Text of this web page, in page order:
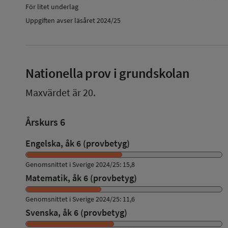
För litet underlag
Uppgiften avser läsåret 2024/25
Nationella prov i grundskolan
Maxvärdet är 20.
Årskurs 6
Engelska, åk 6 (provbetyg)
Genomsnittet i Sverige 2024/25: 15,8
Matematik, åk 6 (provbetyg)
Genomsnittet i Sverige 2024/25: 11,6
Svenska, åk 6 (provbetyg)